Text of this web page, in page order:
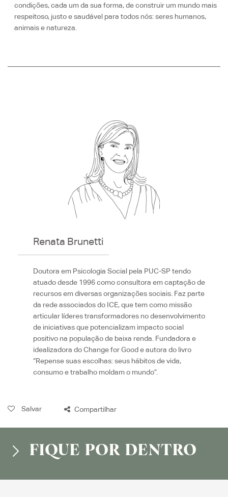
condições, cada um da sua forma, de construir um mundo mais
respeitoso, justo e saudável para todos nós: seres humanos,
animais e natureza.
Renata Brunetti
Doutora em Psicologia Social pela PUC-SP tendo
atuado desde 1996 como consultora em captação de
recursos em diversas organizações sociais. Faz parte
da rede associados do ICE, que tem como missão
articular líderes transformadores no desenvolvimento
de iniciativas que potencializam impacto social
positivo na população de baixa renda. Fundadora e
idealizadora do Change for Good e autora do livro
“Repense suas escolhas: seus hábitos de vida,
consumo e trabalho moldam o mundo”.
Salvar Compartilhar
FIQUE POR DENTRO